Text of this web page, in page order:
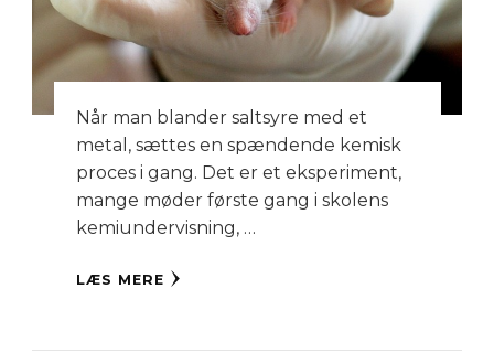
Når man blander saltsyre med et
metal, sættes en spændende kemisk
proces i gang. Det er et eksperiment,
mange møder første gang i skolens
kemiundervisning, …
LÆS MERE